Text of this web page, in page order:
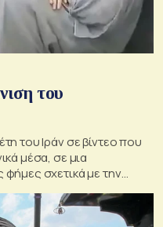
του
του Ιράν σε βίντεο που
μέσα, σε μια
σχετικά με την